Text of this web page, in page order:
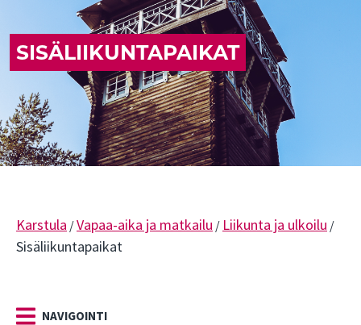
SISÄLIIKUNTAPAIKAT
Karstula /Vapaa-aika ja matkailu / Liikunta ja ulkoilu /
Sisäliikuntapaikat
NAVIGOINTI